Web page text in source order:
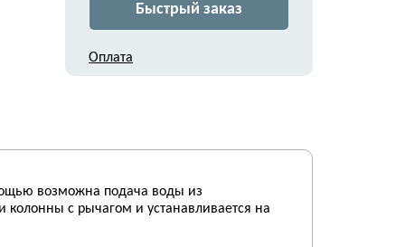
Быстрый заказ
Оплата
возможна подача воды из
с рычагом и устанавливается на